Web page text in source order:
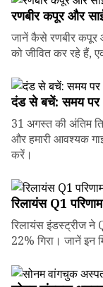
रणबीर कपूर और
जानें कैसे रणबीर कपूर
को जीवित कर रहे हैं,
दंड से बचें: समय पर
31 अगस्त की अंतिम
और हमारी आवश्यक
करें।
रिलायंस Q1
रिलायंस इंडस्ट्रीज ने
22% गिरा। जानें इन